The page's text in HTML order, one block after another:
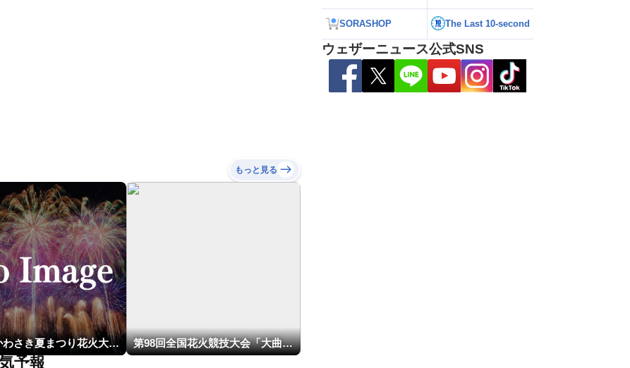
もっと見る
第54回かわさき夏まつり花火大会「おらが自慢のでっかい花火」 第98回全国花火競技大会「大曲の花火」
予報
SORASHOP The Last 10-second
ウェザーニュース公式SNS